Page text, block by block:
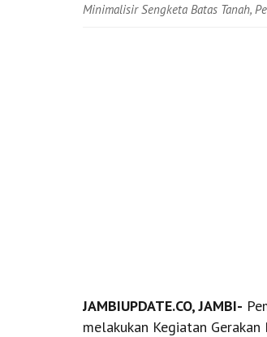
Minimalisir Sengketa Batas Tanah,
JAMBIUPDATE.CO, JAMBI-
melakukan Kegiatan Gerakan